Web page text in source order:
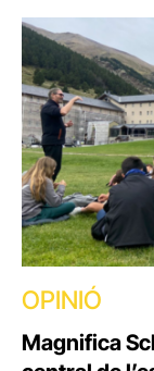
OPINIÓ
Magnifica